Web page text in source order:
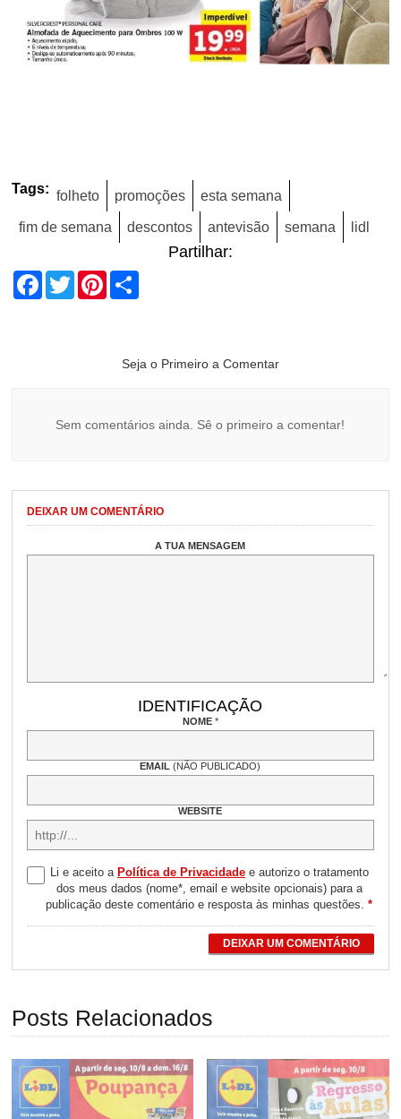
Tags: folheto promoções esta semana
fim de semana descontos antevisão semana lidl
Partilhar:
Facebook
TwitterPinterest
Seja o Primeiro a Comentar
Sem comentários ainda. Sê o primeiro a comentar!
DEIXAR UM COMENTÁRIO
A TUA MENSAGEM
IDENTIFICAÇÃO
NOME *
EMAIL(NÃO PUBLICADO)
WEBSITE
Li e aceito a Política de Privacidadee autorizo o tratamento
dos meus dados (nome*, email e website opcionais) para a
publicação deste comentário e resposta às minhas questões.*
DEIXAR UM COMENTÁRIO
Posts Relacionados